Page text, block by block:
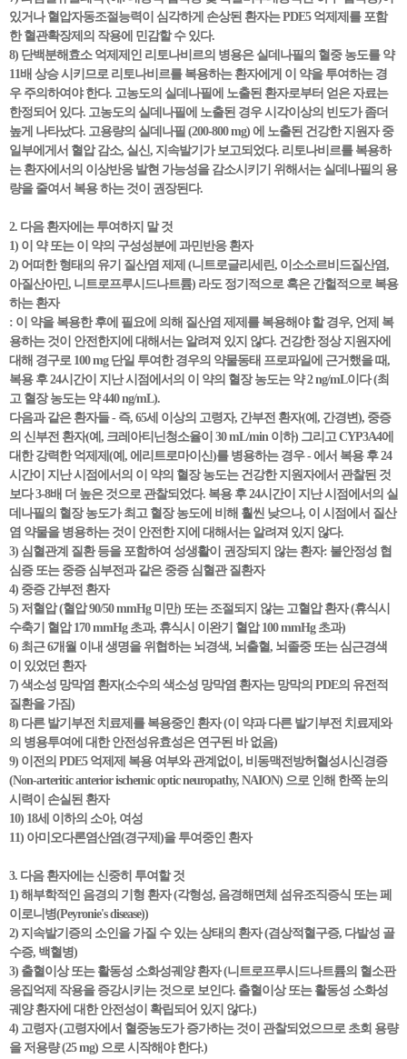
있거나 혈압자동조절능력이 심각하게 손상된 환자는 PDE5 억제제를 포함
한 혈관확장제의 작용에 민감할 수 있다.
8) 단백분해효소 억제제인 리토나비르의 병용은 실데나필의 혈중 농도를 약
11배 상승 시키므로 리토나비르를 복용하는 환자에게 이 약을 투여하는 경
우 주의하여야 한다. 고농도의 실데나필에 노출된 환자로부터 얻은 자료는
한정되어 있다. 고농도의 실데나필에 노출된 경우 시각이상의 빈도가 좀더
높게 나타났다. 고용량의 실데나필 (200-800 mg) 에 노출된 건강한 지원자 중
일부에게서 혈압 감소, 실신, 지속발기가 보고되었다. 리토나비르를 복용하
는 환자에서의 이상반응 발현 가능성을 감소시키기 위해서는 실데나필의 용
량을 줄여서 복용 하는 것이 권장된다.
2. 다음 환자에는 투여하지 말 것
1) 이 약 또는 이 약의 구성성분에 과민반응 환자
2) 어떠한 형태의 유기 질산염 제제 (니트로글리세린, 이소소르비드질산염,
아질산아민, 니트로프루시드나트륨) 라도 정기적으로 혹은 간헐적으로 복용
하는 환자
: 이 약을 복용한 후에 필요에 의해 질산염 제제를 복용해야 할 경우, 언제 복
용하는 것이 안전한지에 대해서는 알려져 있지 않다. 건강한 정상 지원자에
대해 경구로 100 mg 단일 투여한 경우의 약물동태 프로파일에 근거했을 때,
복용 후 24시간이 지난 시점에서의 이 약의 혈장 농도는 약 2 ng/mL이다 (최
고 혈장 농도는 약 440 ng/mL).
다음과 같은 환자들 - 즉, 65세 이상의 고령자, 간부전 환자(예, 간경변), 중증
의 신부전 환자(예, 크레아티닌청소율이 30 mL/min 이하) 그리고 CYP3A4에
대한 강력한 억제제(예, 에리트로마이신)를 병용하는 경우 - 에서 복용 후 24
시간이 지난 시점에서의 이 약의 혈장 농도는 건강한 지원자에서 관찰된 것
보다 3-8배 더 높은 것으로 관찰되었다. 복용 후 24시간이 지난 시점에서의 실
데나필의 혈장 농도가 최고 혈장 농도에 비해 훨씬 낮으나, 이 시점에서 질산
염 약물을 병용하는 것이 안전한 지에 대해서는 알려져 있지 않다.
3) 심혈관계 질환 등을 포함하여 성생활이 권장되지 않는 환자: 불안정성 협
심증 또는 중증 심부전과 같은 중증 심혈관 질환자
4) 중증 간부전 환자
5) 저혈압 (혈압 90/50 mmHg 미만) 또는 조절되지 않는 고혈압 환자 (휴식시
수축기 혈압 170 mmHg 초과, 휴식시 이완기 혈압 100 mmHg 초과)
6) 최근 6개월 이내 생명을 위협하는 뇌경색, 뇌출혈, 뇌졸중 또는 심근경색
이 있었던 환자
7) 색소성 망막염 환자(소수의 색소성 망막염 환자는 망막의 PDE의 유전적
질환을 가짐)
8) 다른 발기부전 치료제를 복용중인 환자 (이 약과 다른 발기부전 치료제와
의 병용투여에 대한 안전성유효성은 연구된 바 없음)
9) 이전의 PDE5 억제제 복용 여부와 관계없이, 비동맥전방허혈성시신경증
(Non-arteritic anterior ischemic optic neuropathy, NAION) 으로 인해 한쪽 눈의
시력이 손실된 환자
10) 18세 이하의 소아, 여성
11) 아미오다론염산염(경구제)을 투여중인 환자
3. 다음 환자에는 신중히 투여할 것
1) 해부학적인 음경의 기형 환자 (각형성, 음경해면체 섬유조직증식 또는 페
이로니병(Peyronie's disease))
2) 지속발기증의 소인을 가질 수 있는 상태의 환자 (겸상적혈구증, 다발성 골
수증, 백혈병)
3) 출혈이상 또는 활동성 소화성궤양 환자 (니트로프루시드나트륨의 혈소판
응집억제 작용을 증강시키는 것으로 보인다. 출혈이상 또는 활동성 소화성
궤양 환자에 대한 안전성이 확립되어 있지 않다.)
4) 고령자 (고령자에서 혈중농도가 증가하는 것이 관찰되었으므로 초회 용량
을 저용량 (25 mg) 으로 시작해야 한다.)